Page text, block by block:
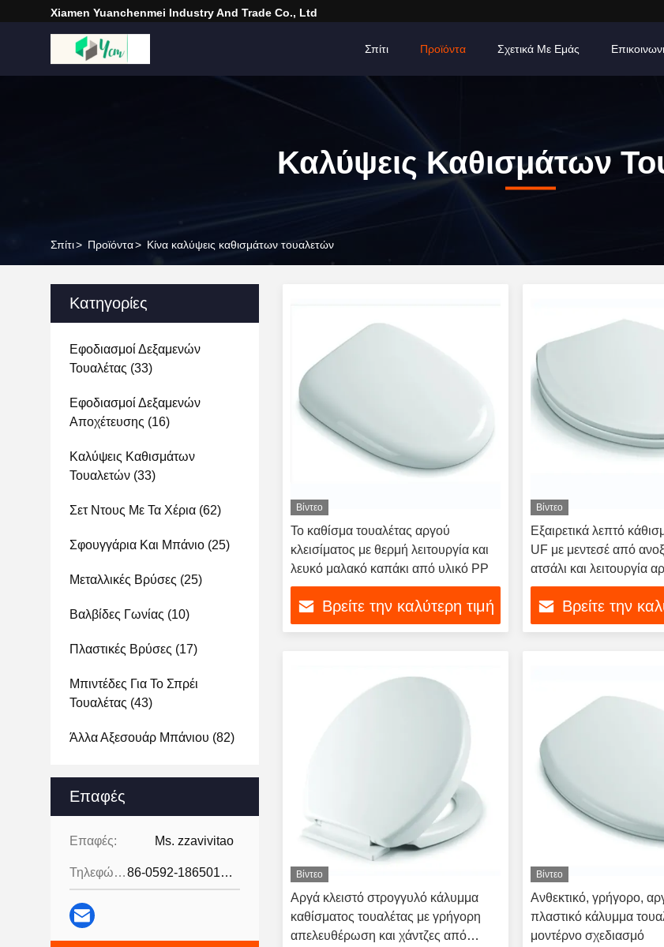
Xiamen Yuanchenmei Industry And Trade Co., Ltd
Σπίτι Προϊόντα Σχετικά Με Εμάς
Καλύψεις Καθισμάτων
Σπίτι> Προϊόντα> Κίνα καλύψεις καθισμάτων τουαλετών
Κατηγορίες
Εφοδιασμοί Δεξαμενών
Τουαλέτας (33)
Εφοδιασμοί Δεξαμενών
Αποχέτευσης (16)
Καλύψεις Καθισμάτων
Τουαλετών (33)
Σετ Ντους Με Τα Χέρια (62)
Σφουγγάρια Και Μπάνιο (25)
Μεταλλικές Βρύσες (25)
Βαλβίδες Γωνίας (10)
Πλαστικές Βρύσες (17)
Μπιντέδες Για Το Σπρέι
Τουαλέτας (43)
Άλλα Αξεσουάρ Μπάνιου (82)
Επαφές
Επαφές: Ms. zzavivitao
Τηλεφώνημα: 86-0592-18650185095
Βίντεο
Το καθίσμα τουαλέτας αργού
κλεισίματος με θερμή λειτουργία και
λευκό μαλακό καπάκι από υλικό PP
Βρείτε την καλύτερη τιμή
Βίντεο
Εξαιρετικά λεπτό
UF με μεντεσέ από
ατσάλι και λειτουργία
κλεισίματος
Βρείτε την
Βίντεο
Αργά κλειστό στρογγυλό κάλυμμα
καθίσματος τουαλέτας με γρήγορη
απελευθέρωση και χάντζες από
Βίντεο
Ανθεκτικό, γρήγορο,
πλαστικό κάλυμμα
μοντέρνο σχεδιασμό